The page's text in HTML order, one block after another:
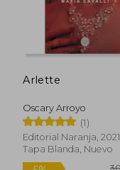
Arlette
Oscary Arroyo
(1)
Editorial Naranja, 2021,
Tapa Blanda, Nuevo